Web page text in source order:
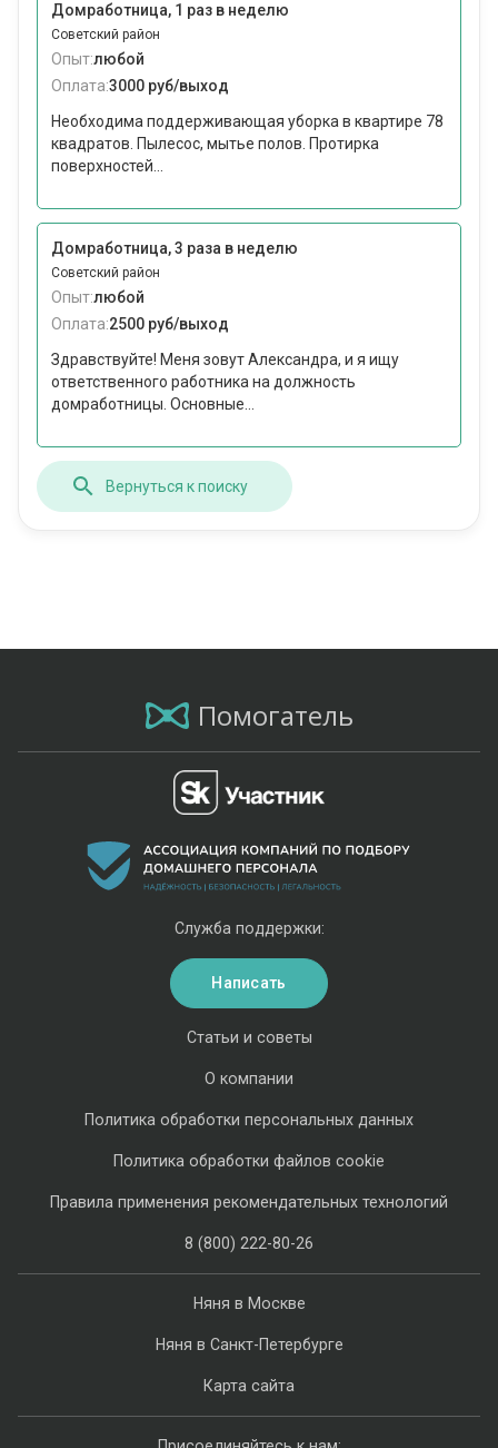
Домработница, 1 раз в неделю
Советский район
Опыт:любой
Оплата:3000 руб/выход
Необходима поддерживающая уборка в квартире 78
квадратов. Пылесос, мытье полов. Протирка
поверхностей...
Домработница, 3 раза в неделю
Советский район
Опыт:любой
Оплата:2500 руб/выход
Здравствуйте! Меня зовут Александра, и я ищу
ответственного работника на должность
домработницы. Основные...
Вернуться к поиску
Помогатель
Няня в Москве
Няня в Санкт-Петербурге
Карта сайта
Статьи и советы
О компании
Политика обработки персональных данных
Политика обработки файлов cookie
Правила применения рекомендательных технологий
8 (800) 222-80-26
Служба поддержки:
Написать